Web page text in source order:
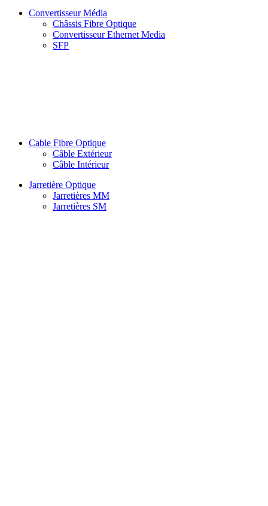
Convertisseur Média
Châssis Fibre Optique
Convertisseur Ethernet Media
SFP
Cable Fibre Optique
Câble Extérieur
Câble Intérieur
Jarretière Optique
Jarretières MM
Jarretières SM